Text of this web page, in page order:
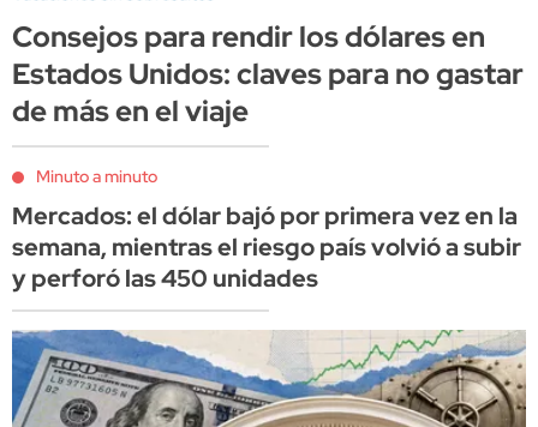
Consejos para rendir los dólares en
Estados Unidos: claves para no gastar
de más en el viaje
Minuto a minuto
Mercados: el dólar bajó por primera vez en la
semana, mientras el riesgo país volvió a subir
y perforó las 450 unidades